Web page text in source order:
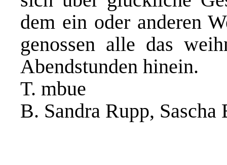
dem ein oder anderen
genossen alle das
Abendstunden hinein.
T. mbue
B. Sandra Rupp, Sascha